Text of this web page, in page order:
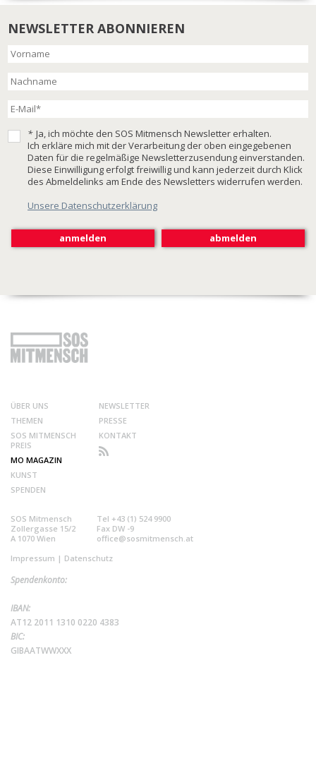
NEWSLETTER ABONNIEREN
* Ja, ich möchte den SOS Mitmensch Newsletter erhalten.
Ich erkläre mich mit der Verarbeitung der oben eingegebenen
Daten für die regelmäßige Newsletterzusendung einverstanden.
Diese Einwilligung erfolgt freiwillig und kann jederzeit durch Klick
des Abmeldelinks am Ende des Newsletters widerrufen werden.
Unsere Datenschutzerklärung
ÜBER UNS
THEMEN
SOS MITMENSCH
PREIS
MO MAGAZIN
KUNST
SPENDEN
NEWSLETTER
PRESSE
KONTAKT
SOS Mitmensch
Zollergasse 15/2
A 1070 Wien
Tel +43 (1) 524 9900
Fax DW -9
office@sosmitmensch.at
Impressum | Datenschutz
Spendenkonto:
IBAN:
AT12 2011 1310 0220 4383
BIC:
GIBAATWWXXX